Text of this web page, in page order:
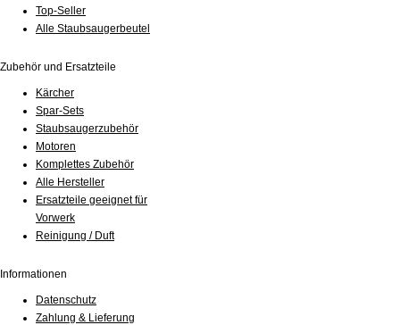
Top-Seller
Alle Staubsaugerbeutel
Zubehör und Ersatzteile
Kärcher
Spar-Sets
Staubsaugerzubehör
Motoren
Komplettes Zubehör
Alle Hersteller
Ersatzteile geeignet für
Vorwerk
Reinigung / Duft
Informationen
Datenschutz
Zahlung & Lieferung